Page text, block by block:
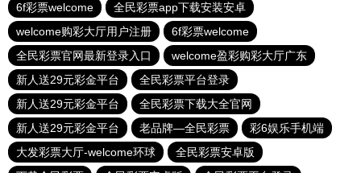
6f彩票welcome
全民彩票app下载安装安卓
welcome购彩大厅用户注册
6f彩票welcome
全民彩票官网最新登录入口
welcome盈彩购彩大厅广东
新人送29元彩金平台
全民彩票平台登录
新人送29元彩金平台
全民彩票下载大全官网
新人送29元彩金平台
老品牌—全民彩票
彩6娱乐手机端
大发彩票大厅-welcome环球
全民彩票安卓版